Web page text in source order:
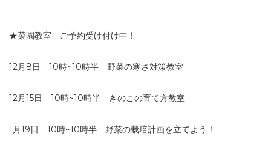
★菜園教室 ご予約受け付け中！
12月8日 10時~10時半 野菜の寒さ対策教室
12月15日 10時~10時半 きのこの育て方教室
1月19日 10時~10時半 野菜の栽培計画を立てよう！